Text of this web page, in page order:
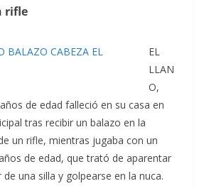
rifle
EL
LLAN
O,
de edad falleció en su casa en
tras recibir un balazo en la
un rifle, mientras jugaba con un
de edad, que trató de aparentar
una silla y golpearse en la nuca.